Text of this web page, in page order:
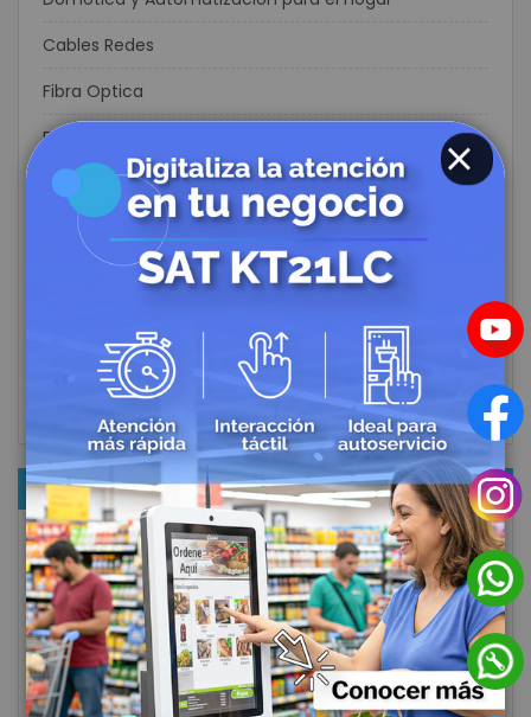
Cables Redes
Fibra Optica
Redes Inalámbricas
Consumo
Energía Solar
Perifericos POS
Sector Textil
Hoteleria
NOTICIAS RECIENTES
¿Qué lector de códigos de barras necesita tu
negocio? Guía completa para elegir el modelo ideal
¿Lector de códigos inalámbrico o con cable? Guía
para elegir la mejor opción para tu negocio
Computador móvil vs smartphone: ¿cuál necesita
realmente tu empresa?
CERRAR